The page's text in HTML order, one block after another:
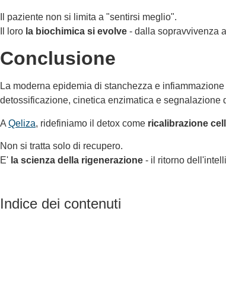
Il paziente non si limita a "sentirsi meglio".
Il loro la biochimica si evolve - dalla sopravvivenza
Conclusione
La moderna epidemia di stanchezza e
detossificazione, cinetica enzimatica e segnalazione
A Qeliza, ridefiniamo il detox come ricalibrazione
Non si tratta solo di recupero.
E' la scienza della rigenerazione - il ritorno
Indice dei contenuti